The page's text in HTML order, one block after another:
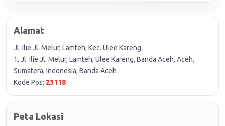
Alamat
Jl. Ilie Jl. Melur, Lamteh, Kec. Ulee Kareng
1, Jl. Ilie Jl. Melur, Lamteh, Ulee Kareng, Banda Aceh, Aceh,
Sumatera, Indonesia, Banda Aceh
Kode Pos: 23118
Peta Lokasi